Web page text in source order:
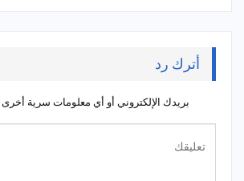
أترك رد
بريدك الإلكتروني أو أي معلومات سرية أخرى